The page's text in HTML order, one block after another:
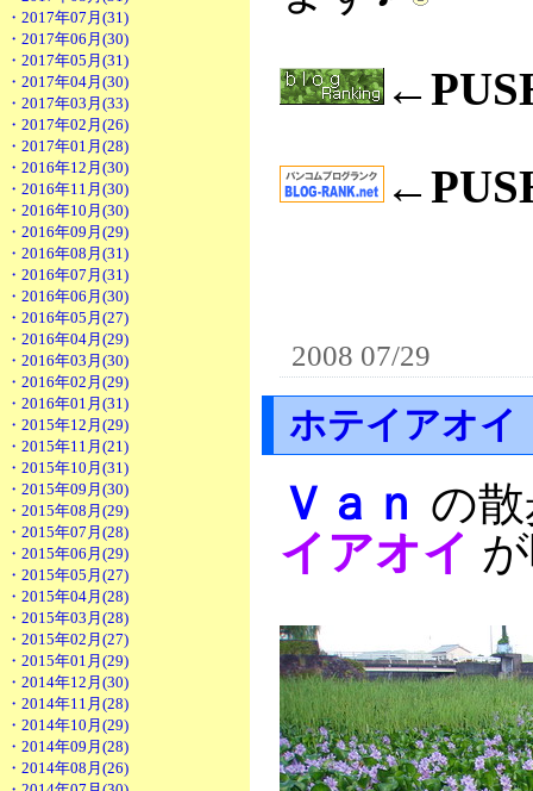
・2017年07月(31)
・2017年06月(30)
・2017年05月(31)
・2017年04月(30)
・2017年03月(33)
・2017年02月(26)
・2017年01月(28)
・2016年12月(30)
・2016年11月(30)
・2016年10月(30)
・2016年09月(29)
・2016年08月(31)
・2016年07月(31)
・2016年06月(30)
・2016年05月(27)
・2016年04月(29)
・2016年03月(30)
・2016年02月(29)
・2016年01月(31)
・2015年12月(29)
・2015年11月(21)
・2015年10月(31)
・2015年09月(30)
・2015年08月(29)
・2015年07月(28)
・2015年06月(29)
・2015年05月(27)
・2015年04月(28)
・2015年03月(28)
・2015年02月(27)
・2015年01月(29)
・2014年12月(30)
・2014年11月(28)
・2014年10月(29)
・2014年09月(28)
・2014年08月(26)
2008 07/29
ホテイアオイ
Ｖａｎ の
イアオイ